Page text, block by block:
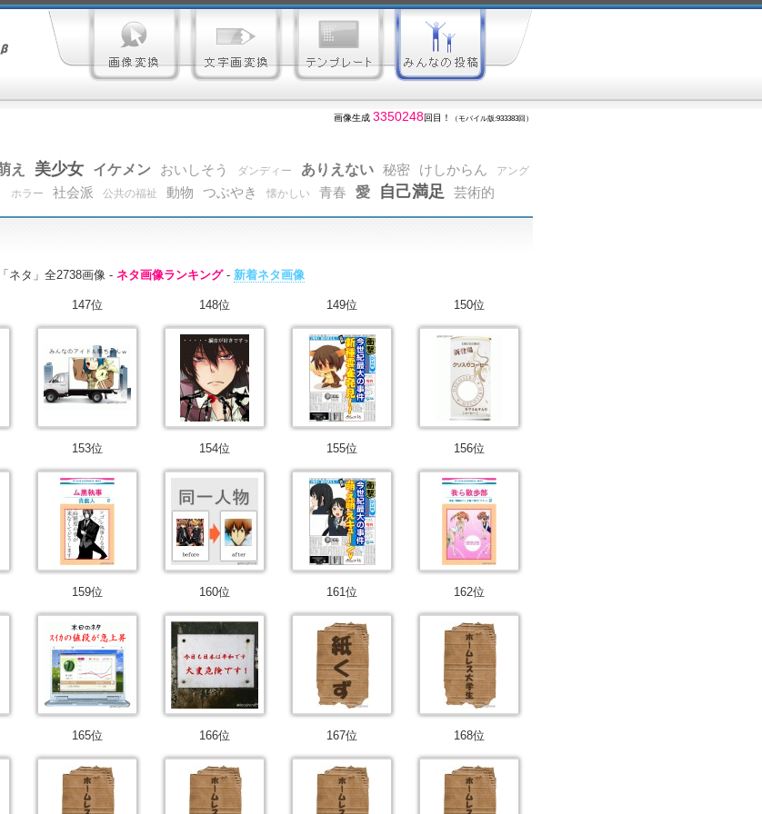
画像生成 3350248回目！ （モバイル版:933383回）
え 美少女 イケメン おいしそう ダンディー ありえない 秘密 けしからん
アング
ホラー 社会派 公共の福祉 動物 つぶやき 懐かしい 青春 愛 自己満足 芸術的
「ネタ」全2738画像 - ネタ画像ランキング- 新着ネタ画像
147位 148位 149位 150位
153位 154位 155位 156位
159位 160位 161位 162位
165位 166位 167位 168位